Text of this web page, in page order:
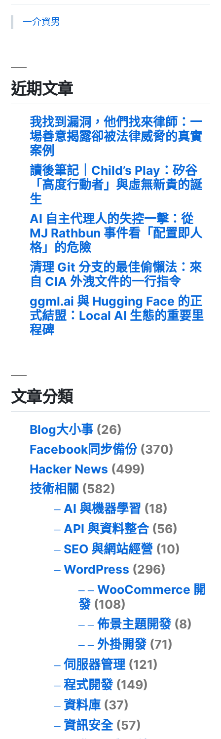
一介資男
近期文章
我找到漏洞，他們找來律師：一
場善意揭露卻被法律威脅的真實
案例
讀後筆記｜Child’s Play：矽谷
「高度行動者」與虛無新貴的誕
生
AI 自主代理人的失控一擊：從
MJ Rathbun 事件看「配置即人
格」的危險
清理 Git 分支的最佳偷懶法：來
自 CIA 外洩文件的一行指令
ggml.ai 與 Hugging Face 的正
式結盟：Local AI 生態的重要里
程碑
文章分類
Blog大小事 (26)
Facebook同步備份 (370)
Hacker News (499)
技術相關 (582)
AI 與機器學習 (18)
API 與資料整合(56)
SEO 與網站經營 (10)
WordPress (296)
WooCommerce 開
發(108)
佈景主題開發(8)
外掛開發(71)
伺服器管理(121)
程式開發(149)
資料庫(37)
資訊安全(57)